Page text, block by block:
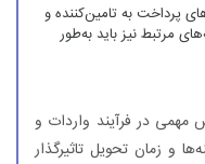
پرداخت به تامین‌کننده و
مرتبط نیز باید به‌طور
در فرآیند واردات و
و زمان تحویل تاثیرگذار